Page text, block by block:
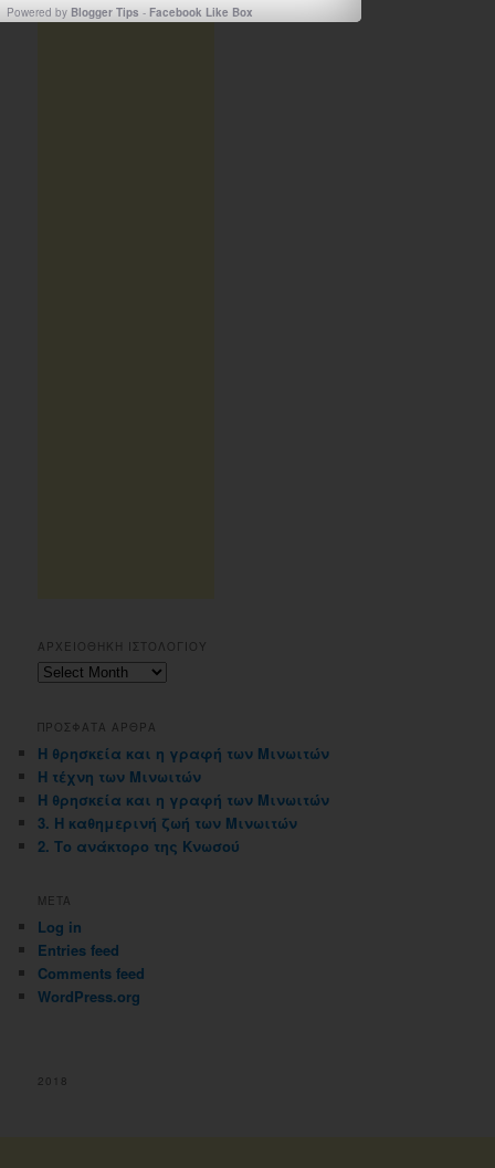
ΑΡΧΕΙΟΘΗΚΗ ΙΣΤΟΛΟΓΙΟΥ
Αρχειοθηκη
ΠΡΟΣΦΑΤΑ ΑΡΘΡΑ
Η θρησκεία και η γραφή των Μινωιτών
Η τέχνη των Μινωιτών
Η θρησκεία και η γραφή των Μινωιτών
3. Η καθημερινή ζωή των Μινωιτών
2. Το ανάκτορο της Κνωσού
META
Log in
Entries feed
Comments feed
WordPress.org
Powered by Blogger Tips - Facebook Like Box
2018